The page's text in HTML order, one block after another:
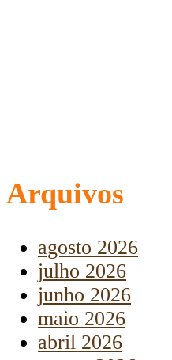
Arquivos
agosto 2026
julho 2026
junho 2026
maio 2026
abril 2026